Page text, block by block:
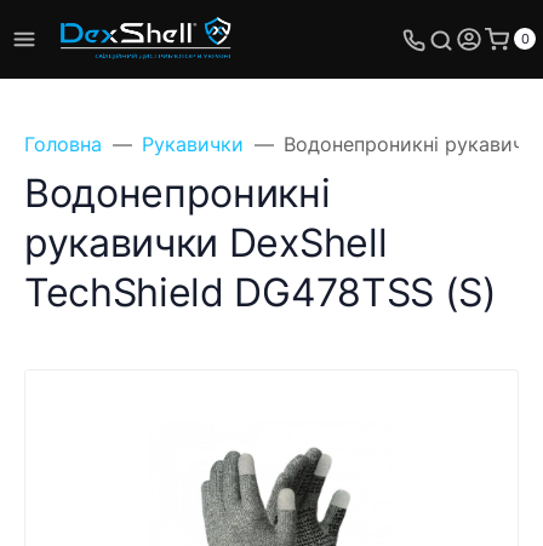
0
Головна Рукавички Водонепроникні
Водонепроникні
рукавички DexShell
TechShield DG478TSS (S)